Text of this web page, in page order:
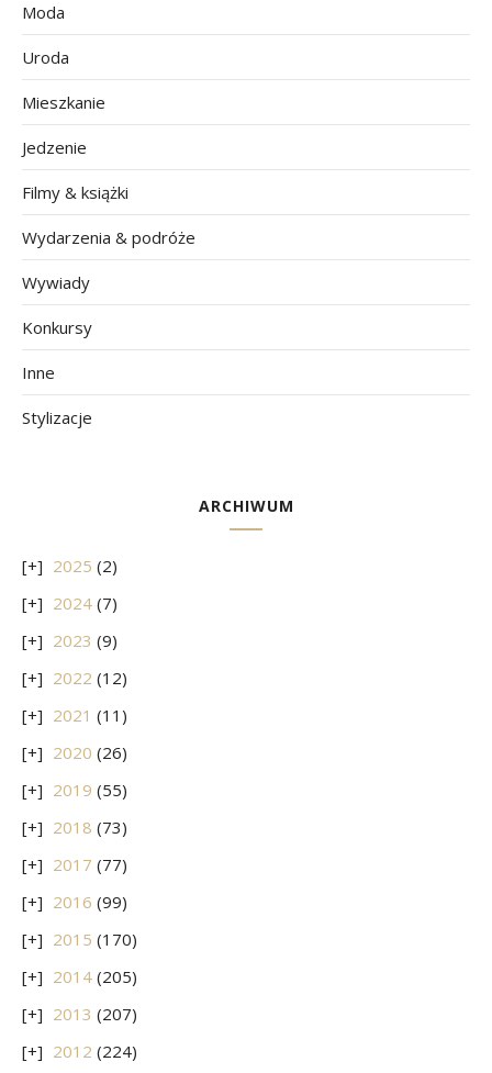
Moda
Uroda
Mieszkanie
Jedzenie
Filmy & książki
Wydarzenia & podróże
Wywiady
Konkursy
Inne
Stylizacje
ARCHIWUM
2025 (2)
2024 (7)
2023 (9)
2022 (12)
2021 (11)
2020 (26)
2019 (55)
2018 (73)
2017 (77)
2016 (99)
2015 (170)
2014 (205)
2013 (207)
2012 (224)